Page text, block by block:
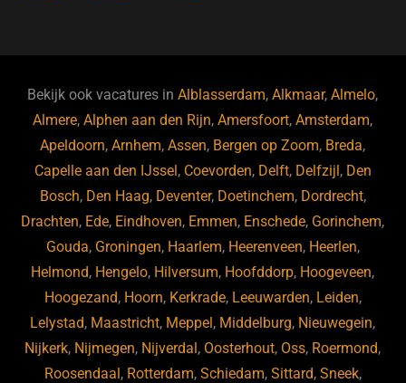
b
o
o
k
ky dI
n
Bekijk ook vacatures inAlblasserdam,Alkmaar,Almelo,
Almere,Alphen aan den Rijn,Amersfoort,Amsterdam,
Apeldoorn,Arnhem,Assen, Bergen op Zoom, Breda,
Capelle aan den IJssel , Coevorden, Delft, Delfzijl , Den
Bosch, Den Haag, Deventer, Doetinchem, Dordrecht,
Drachten, Ede, Eindhoven, Emmen, Enschede, Gorinchem,
Gouda, Groningen, Haarlem, Heerenveen, Heerlen,
Helmond, Hengelo, Hilversum, Hoofddorp, Hoogeveen,
Hoogezand, Hoorn, Kerkrade, Leeuwarden, Leiden,
Lelystad, Maastricht, Meppel , Middelburg, Nieuwegein,
Nijkerk, Nijmegen, Nijverdal , Oosterhout, Oss, Roermond,
Roosendaal , Rotterdam, Schiedam, Sittard, Sneek,